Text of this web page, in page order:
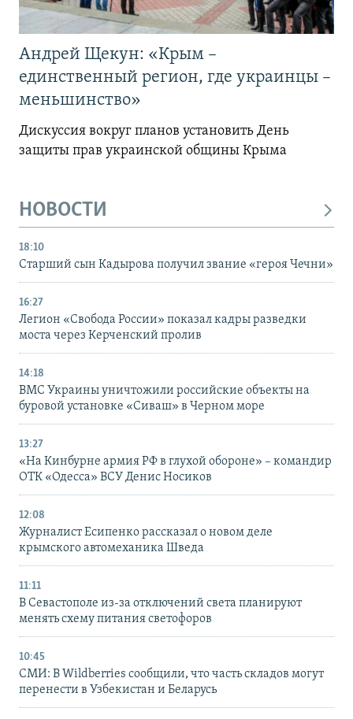
Андрей Щекун: «Крым –
единственный регион, где украинцы –
меньшинство»
Дискуссия вокруг планов установить День
защиты прав украинской общины Крыма
НОВОСТИ
18:10
Старший сын Кадырова получил звание «героя Чечни»
16:27
Легион «Свобода России» показал кадры разведки
моста через Керченский пролив
14:18
ВМС Украины уничтожили российские объекты на
буровой установке «Сиваш» в Черном море
13:27
«На Кинбурне армия РФ в глухой обороне» – командир
ОТК «Одесса» ВСУ Денис Носиков
12:08
Журналист Есипенко рассказал о новом деле
крымского автомеханика Шведа
11:11
В Севастополе из-за отключений света планируют
менять схему питания светофоров
10:45
СМИ: В Wildberries сообщили, что часть складов могут
перенести в Узбекистан и Беларусь